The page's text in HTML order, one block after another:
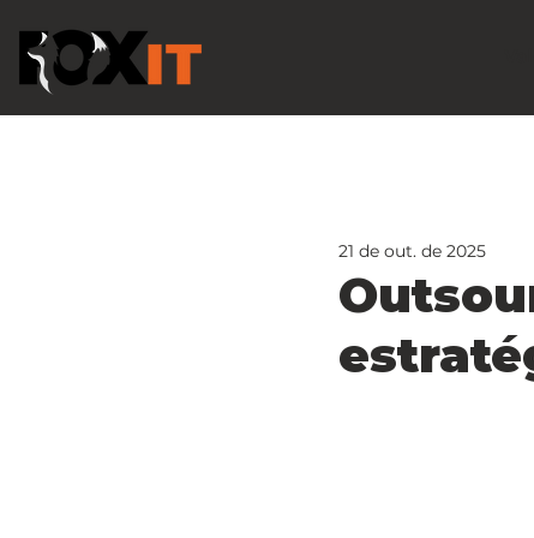
21 de out. de 2025